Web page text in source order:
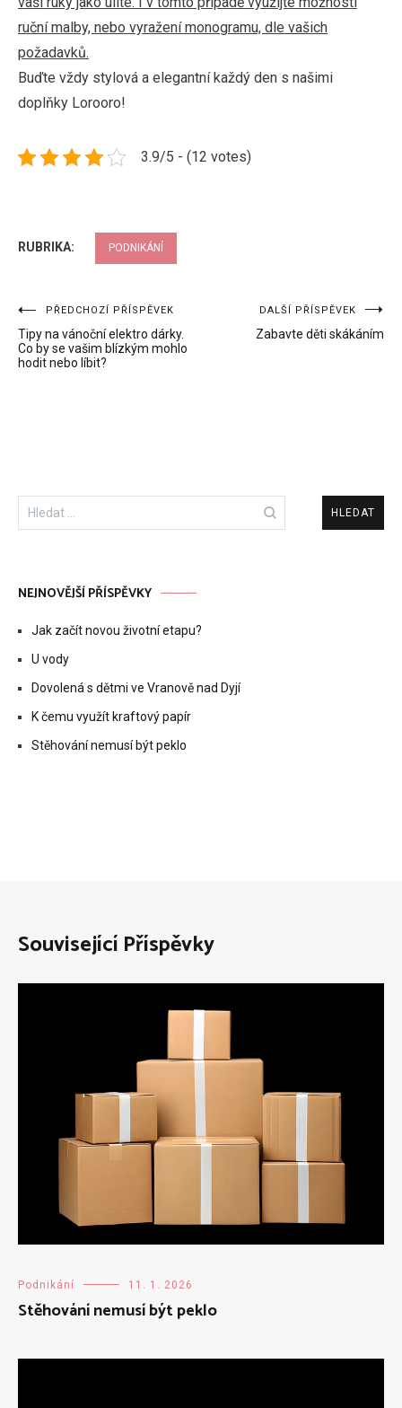
ruční malby, nebo vyražení monogramu, dle vašich
požadavků.
Buďte vždy stylová a elegantní každý den s našimi
doplňky Lorooro!
3.9/5 - (12 votes)
RUBRIKA: PODNIKÁNÍ
Navigace
pro
PŘEDCHOZÍ PŘÍSPĚVEK
Tipy na vánoční elektro dárky.
Co by se vašim blízkým mohlo
hodit nebo líbit?
DALŠÍ PŘÍSPĚVEK
Zabavte děti skákáním
NEJNOVĚJŠÍ PŘÍSPĚVKY
Jak začít novou životní etapu?
U vody
Dovolená s dětmi ve Vranově nad Dyjí
K čemu využít kraftový papír
Stěhování nemusí být peklo
Související Příspěvky
Podnikání 11. 1. 2026
Stěhování nemusí být peklo